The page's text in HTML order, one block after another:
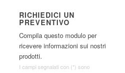
RICHIEDICI UN
PREVENTIVO
Compila questo modulo per
ricevere informazioni sui nostri
prodotti.
I campi segnalati con (*) sono